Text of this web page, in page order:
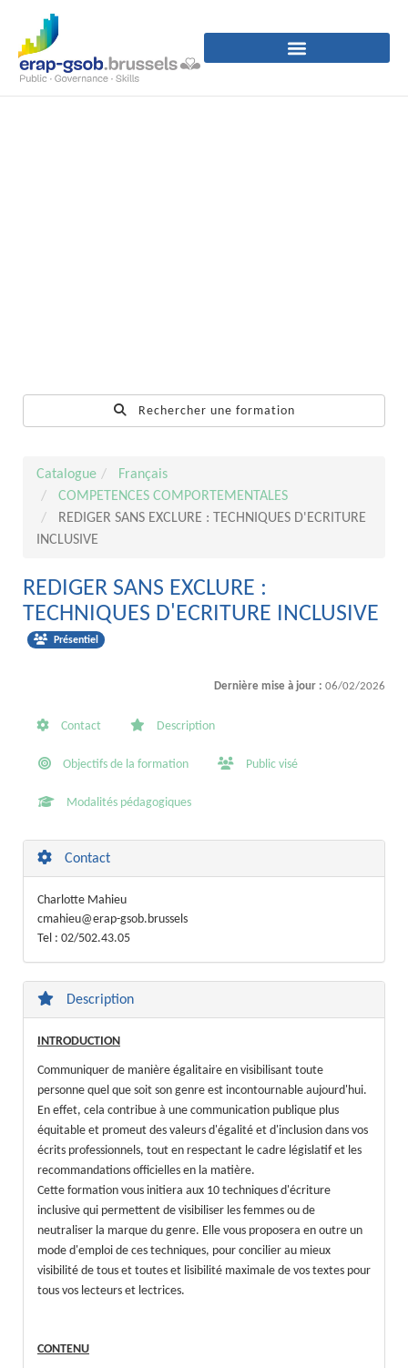
Rechercher une formation
Catalogue
Français
COMPETENCES COMPORTEMENTALES
REDIGER SANS EXCLURE : TECHNIQUES D'ECRITURE
INCLUSIVE
REDIGER SANS EXCLURE :
TECHNIQUES D'ECRITURE INCLUSIVE
Présentiel
Dernière mise à jour : 06/02/2026
Contact Description
Objectifs de la formation Public visé
Modalités pédagogiques
Contact
Charlotte Mahieu
cmahieu@erap-gsob.brussels
Tel : 02/502.43.05
Description
INTRODUCTION
Communiquer de manière égalitaire en visibilisant toute
personne quel que soit son genre est incontournable aujourd'hui.
En effet, cela contribue à une communication publique plus
équitable et promeut des valeurs d'égalité et d'inclusion dans vos
écrits professionnels, tout en respectant le cadre législatif et les
recommandations officielles en la matière.
Cette formation vous initiera aux 10 techniques d'écriture
inclusive qui permettent de visibiliser les femmes ou de
neutraliser la marque du genre. Elle vous proposera en outre un
mode d'emploi de ces techniques, pour concilier au mieux
visibilité de tous et toutes et lisibilité maximale de vos textes pour
tous vos lecteurs et lectrices.
CONTENU